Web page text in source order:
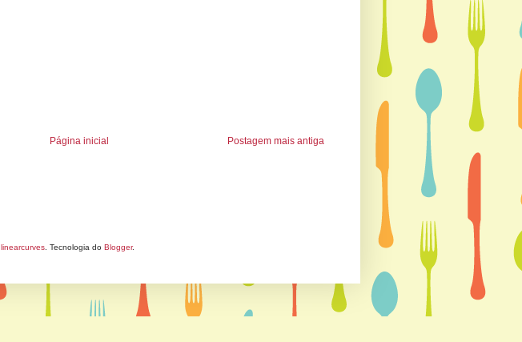
Postagem mais antiga
Página inicial
linearcurves . Tecnologia do Blogger.